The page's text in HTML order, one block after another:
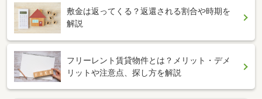
敷金は返ってくる？返還される割合や時期を
解説
フリーレント賃貸物件とは？メリット・デメ
リットや注意点、探し方を解説